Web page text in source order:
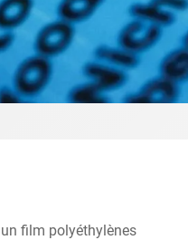
film polyéthylènes